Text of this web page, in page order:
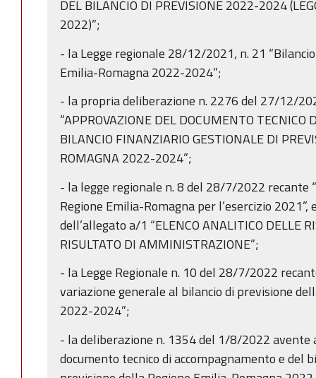
DEL BILANCIO DI PREVISIONE 2022-2024
2022)”;
- la Legge regionale 28/12/2021, n. 21
Emilia-Romagna 2022-2024”;
- la propria deliberazione n. 2276 del 27/12/
“APPROVAZIONE DEL DOCUMENTO
BILANCIO FINANZIARIO GESTIONALE DI
ROMAGNA 2022-2024”;
- la legge regionale n. 8 del 28/7/2022 recante
Regione Emilia-Romagna per l’esercizio
dell’allegato a/1 “ELENCO ANALITICO DELLE
RISULTATO DI AMMINISTRAZIONE”;
- la Legge Regionale n. 10 del 28/7/2022
variazione generale al bilancio di previsione
2022-2024”;
- la deliberazione n. 1354 del 1/8/2022 avente
documento tecnico di accompagnamento e del